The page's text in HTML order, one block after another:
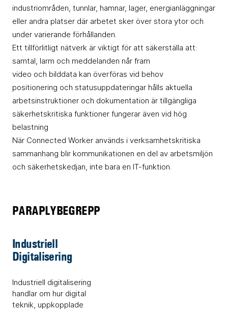
industriområden, tunnlar, hamnar, lager, energianläggningar
eller andra platser där arbetet sker över stora ytor och
under varierande förhållanden.
Ett tillförlitligt nätverk är viktigt för att säkerställa att:
samtal, larm och meddelanden når fram
video och bilddata kan överföras vid behov
positionering och statusuppdateringar hålls aktuella
arbetsinstruktioner och dokumentation är tillgängliga
säkerhetskritiska funktioner fungerar även vid hög
belastning
När Connected Worker används i verksamhetskritiska
sammanhang blir kommunikationen en del av arbetsmiljön
och säkerhetskedjan, inte bara en IT-funktion.
PARAPLYBEGREPP
Industriell
Digitalisering
Industriell digitalisering
handlar om hur digital
teknik, uppkopplade